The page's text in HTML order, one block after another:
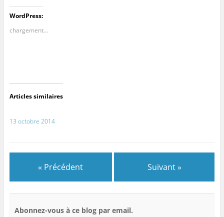
WordPress:
chargement…
Articles similaires
13 octobre 2014
« Précédent Suivant »
Abonnez-vous à ce blog par email.